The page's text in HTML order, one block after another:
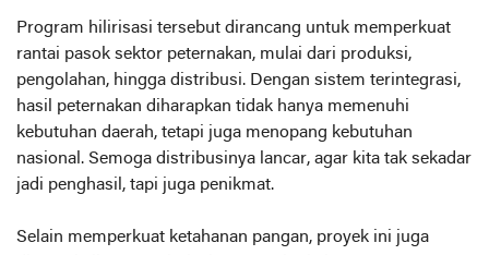
Program hilirisasi tersebut dirancang untuk memperkuat
rantai pasok sektor peternakan, mulai dari produksi,
pengolahan, hingga distribusi. Dengan sistem terintegrasi,
hasil peternakan diharapkan tidak hanya memenuhi
kebutuhan daerah, tetapi juga menopang kebutuhan
nasional. Semoga distribusinya lancar, agar kita tak sekadar
jadi penghasil, tapi juga penikmat.
Selain memperkuat ketahanan pangan, proyek ini juga